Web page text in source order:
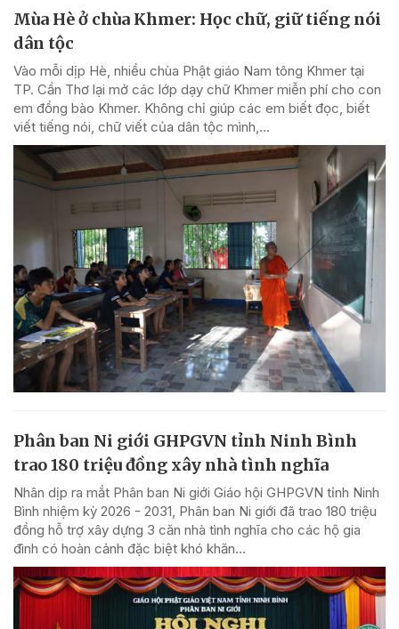
Mùa Hè ở chùa Khmer: Học chữ, giữ tiếng nói
dân tộc
Vào mỗi dịp Hè, nhiều chùa Phật giáo Nam tông Khmer tại
TP. Cần Thơ lại mở các lớp dạy chữ Khmer miễn phí cho con
em đồng bào Khmer. Không chỉ giúp các em biết đọc, biết
viết tiếng nói, chữ viết của dân tộc mình,...
Phân ban Ni giới GHPGVN tỉnh Ninh Bình
trao 180 triệu đồng xây nhà tình nghĩa
Nhân dịp ra mắt Phân ban Ni giới Giáo hội GHPGVN tỉnh Ninh
Bình nhiệm kỳ 2026 - 2031, Phân ban Ni giới đã trao 180 triệu
đồng hỗ trợ xây dựng 3 căn nhà tình nghĩa cho các hộ gia
đình có hoàn cảnh đặc biệt khó khăn...